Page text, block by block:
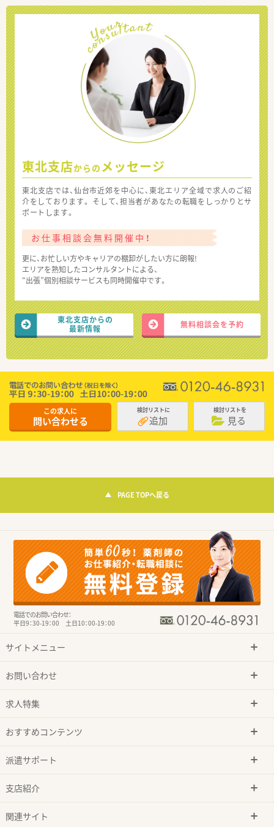
東北支店からの メッセージ
東北支店では、仙台市近郊を中心に、東北エリア全域で求人のご紹
介をしております。 そして、担当者があなたの転職をしっかりとサ
ポートします。
お仕事相談会無料開催中！
更に、お忙しい方やキャリアの棚卸がしたい方に朗報!
エリアを熟知したコンサルタントによる、
“出張”個別相談サービスも同時開催中です。
東北支店からの
最新情報
無料相談会を予約
この求人に
問い合わせる
検討リストに
追加
検討リストを
見る
PAGE TOPへ戻る
電話でのお問い合わせ：
平日9：30-19：00 土日10：00-19：00
サイトメニュー
お問い合わせ
求人特集
おすすめコンテンツ
派遣サポート
支店紹介
関連サイト